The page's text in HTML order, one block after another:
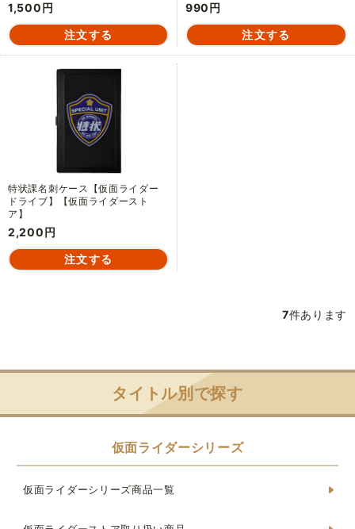
1,500円 990円
特状課名刺ケース【仮面ライダー
ドライブ】【仮面ライダースト
ア】
2,200円
7件あります
タイトル別で探す
仮面ライダーシリーズ
仮面ライダーシリーズ商品一覧